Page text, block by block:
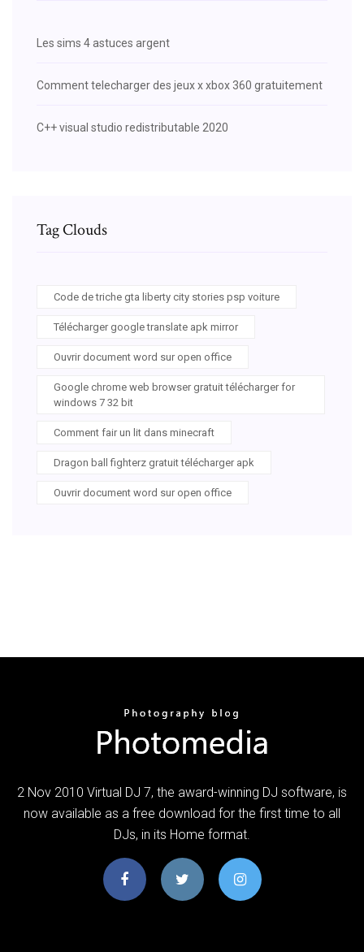
Les sims 4 astuces argent
Comment telecharger des jeux x xbox 360 gratuitement
C++ visual studio redistributable 2020
Tag Clouds
Code de triche gta liberty city stories psp voiture
Télécharger google translate apk mirror
Ouvrir document word sur open office
Google chrome web browser gratuit télécharger for
windows 7 32 bit
Comment fair un lit dans minecraft
Dragon ball fighterz gratuit télécharger apk
Ouvrir document word sur open office
2 Nov 2010 Virtual DJ 7, the award-winning DJ software, is
now available as a free download for the first time to all
DJs, in its Home format.